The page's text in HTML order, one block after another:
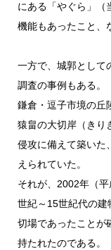
にある「やぐら」（
機能もあったこと、
一方で、城郭として
調査の事例もある。
鎌倉・逗子市境の丘
猿畠の大切岸（きり
侵攻に備えて築いた
えられていた。
それが、2002年（
世紀～15世紀代の
切場であったことが
持たれたのである。